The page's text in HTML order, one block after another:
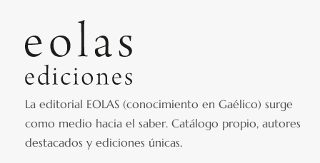
La editorial EOLAS (conocimiento en Gaélico) surge
como medio hacia el saber.Catálogo propio, autores
destacados y ediciones únicas.